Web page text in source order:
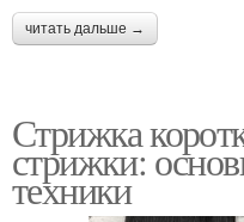
читать дальше →
Стрижка
стрижки:
техники